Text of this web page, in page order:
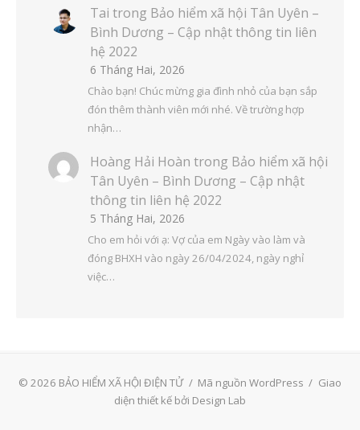
Tai trong Bảo hiểm xã hội Tân Uyên –
Bình Dương – Cập nhật thông tin liên
hệ 2022
6 Tháng Hai, 2026
Chào bạn! Chúc mừng gia đình nhỏ của bạn sắp
đón thêm thành viên mới nhé. Về trường hợp
nhận…
Hoàng Hải Hoàn trong Bảo hiểm xã hội
Tân Uyên – Bình Dương – Cập nhật
thông tin liên hệ 2022
5 Tháng Hai, 2026
Cho em hỏi với ạ: Vợ của em Ngày vào làm và
đóng BHXH vào ngày 26/04/2024, ngày nghỉ
việc…
© 2026 BẢO HIỂM XÃ HỘI ĐIỆN TỬ / Mã nguồn WordPress / Giao
diện thiết kế bởi Design Lab